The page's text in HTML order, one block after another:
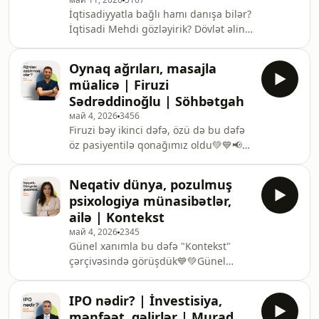
patronlara özəl buraxılışlar əldə edə
bilərsiniz:
https://www.patreon.com/sohbetgah
İqtisadiyyatla bağlı hamı danışa bilər?
İqtisadi Mehdi gözləyirik? Dövlət əlini
adamlar danışır? Krediti ilk olaraq
kimlər verib?Bu suallara cavab
axtardıq💚💙📚 Aslan Əzimzadənin
tövsiyə etdiyi kitablar:📖 Mahfi
Eğilmez — "Örneklerle Kolay
Ekonomi" və "Tarihsel Süreç İçinde
Dünya Ekonomisi" (türkcədir,
Türkiyədə çox məşhur populy
Oynaq ağrıları, masajla
müalicə | Firuzi
Sədrəddinoğlu | Söhbətgah
май 4, 20263456
Firuzi bəy ikinci dəfə, özü də bu dəfə
öz pasiyentilə qonağımız oldu💚💙📢
bilərsiniz:
https://www.patreon.com/sohbetgahBƏS
BİZ KİMİK?https://sohbetgah.az📬
ƏMƏKDAŞLIQ
ÜÇÜNsohbatgah@gmail.com
Neqativ dünya, pozulmuş
psixologiya münasibətlər,
ailə | Kontekst
май 4, 20262345
Günel xanımla bu dəfə "Kontekst"
çərçivəsində görüşdük💙💚Günel
https://www.instagram.com/
📢Bizə "Patreon"dan dəstək olub
IPO nədir? | İnvestisiya,